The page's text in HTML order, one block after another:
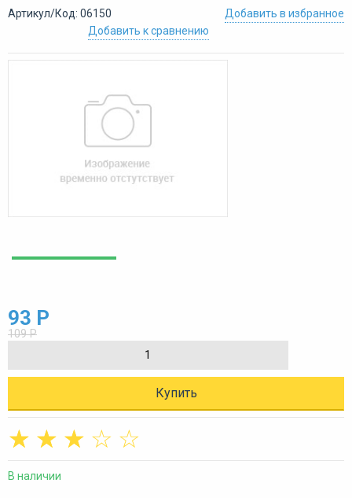
Артикул/Код: 06150
Добавить в избранное
Добавить к сравнению
93 Р
109 Р
Купить
☆
☆
☆
☆
☆
В наличии